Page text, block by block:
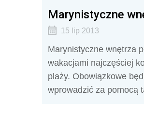
Marynistyczne
15 lip 2013
Marynistyczne wnętrza
wakacjami najczęściej
plaży. Obowiązkowe
wprowadzić za pomocą